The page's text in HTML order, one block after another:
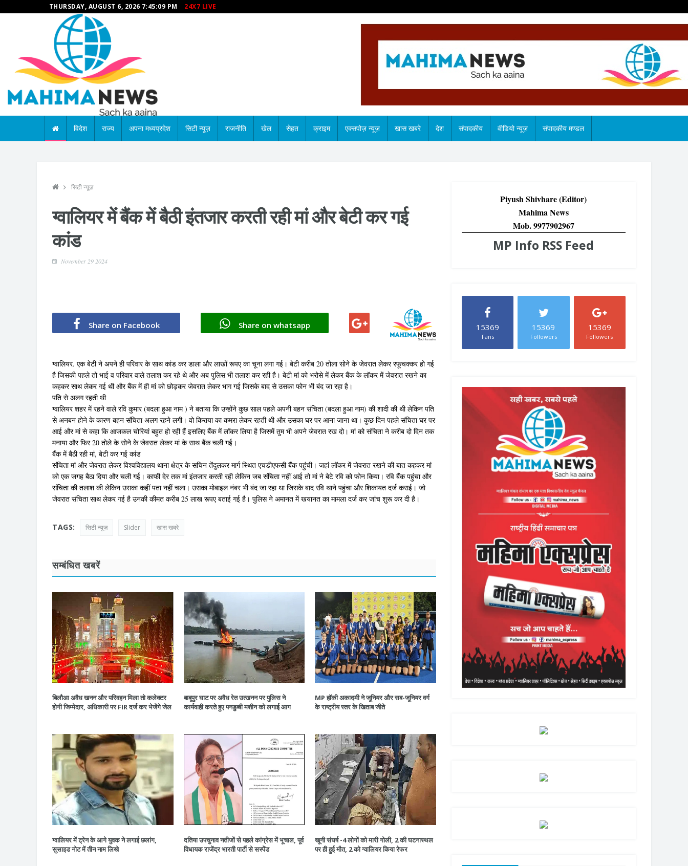
THURSDAY, AUGUST 6, 2026 7:45:10 PM 24X7 LIVE
विदेश राज्य अपना मध्यप्रदेश सिटी न्यूज़ राजनीति खेल सेहत क्राइम एक्सपोज़ न्यूज़ खास खबरे देश संपादकीय वीडियो न्यूज़ संपादकीय मण्डल
सिटी न्यूज़
ग्वालियर में बैंक में बैठी इंतजार करती रही मां और बेटी कर गई
कांड
November 29 2024
Share on Facebook Share on whatsapp
ग्वालियर. एक बेटी ने अपने ही परिवार के साथ कांड कर डाला और लाखों रूपए का चूना लगा गई। बेटी करीब 20 तोला सोने के जेवरात लेकर रफूचक्कर हो गई
है जिसकी पहले तो भाई व परिवार वाले तलाश कर रहे थे और अब पुलिस भी तलाश कर रही है। बेटी मां को भरोसे में लेकर बैंक के लॉकर में जेवरात रखने का
कहकर साथ लेकर गई थी और बैंक में ही मां को छोड़कर जेवरात लेकर भाग गई जिसके बाद से उसका फोन भी बंद जा रहा है।
पति से अलग रहती थी
ग्वालियर शहर में रहने वाले रवि कुमार (बदला हुआ नाम ) ने बताया कि उन्होंने कुछ साल पहले अपनी बहन संचिता (बदला हुआ नाम) की शादी की थी लेकिन पति
से अनबन होने के कारण बहन संचिता अलग रहने लगी। वो किराया का कमरा लेकर रहती थी और उसका घर पर आना जाना था। कुछ दिन पहले संचिता घर पर
आई और मां से कहा कि आजकल चोरियां बहुत हो रही हैं इसलिए बैंक में लॉकर लिया है जिसमें तुम भी अपने जेवरात रख दो। मां को संचिता ने करीब दो दिन तक
मनाया और फिर 20 तोले के सोने के जेवरात लेकर मां के साथ बैंक चली गई।
बैंक में बैठी रही मां, बेटी कर गई कांड
संचिता मां और जेवरात लेकर विश्वविद्यालय थाना क्षेत्र के सचिन तेंदुलकर मार्ग स्थित एचडीएफसी बैंक पहुंची। जहां लॉकर में जेवरात रखने की बात कहकर मां
को एक जगह बैठा दिया और चली गई। काफी देर तक मां इंतजार करती रही लेकिन जब संचिता नहीं आई तो मां ने बेटे रवि को फोन किया। रवि बैंक पहुंचा और
संचिता की तलाश की लेकिन उसका कहीं पता नहीं चला। उसका मोबाइल नंबर भी बंद जा रहा था जिसके बाद रवि थाने पहुंचा और शिकायत दर्ज कराई। जो
जेवरात संचिता साथ लेकर गई है उनकी कीमत करीब 25 लाख रूपए बताई गई है। पुलिस ने अमानत में खयानत का मामला दर्ज कर जांच शुरू कर दी है।
TAGS: सिटी न्यूज़ Slider खास खबरे
सम्बंधित खबरें
बिलौआ अवैध खनन और परिवहन मिला तो कलेक्टर
होगी जिम्मेदार, अधिकारी पर FIR दर्ज कर भेजेंगे जेल
बाबूपुर घाट पर अवैध रेत उत्खनन पर पुलिस ने
कार्यवाही करते हुए पनडुब्बी मशीन को लगाई आग
MP हॉकी अकादमी ने जूनियर और सब-जूनियर वर्ग
के राष्ट्रीय स्तर के खिताब जीते
ग्वालियर में ट्रेन के आगे युवक ने लगाई छलांग,
सुसाइड नोट में तीन नाम लिखे
दतिया उपचुनाव नतीजों से पहले कांग्रेस में भूचाल, पूर्व
विधायक राजेंद्र भारती पार्टी से सस्पेंड
खूनी संघर्ष -4 लोगों को मारी गोली, 2 की घटनास्थल
पर ही हुई मौत, 2 को ग्वालियर किया रेफर
Piyush Shivhare (Editor)
Mahima News
Mob. 9977902967
MP Info RSS Feed
15369
Fans
15369
Followers
15369
Followers